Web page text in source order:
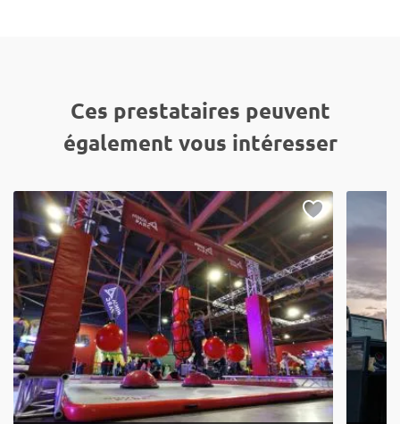
Ces prestataires peuvent
également vous intéresser